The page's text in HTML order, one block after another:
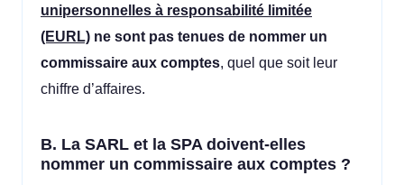
unipersonnelles à responsabilité limitée
(EURL) ne sont pas tenues de nommer un
commissaire aux comptes, quel que soit leur
chiffre d’affaires.
B. La SARL et la SPA doivent-elles
nommer un commissaire aux comptes ?